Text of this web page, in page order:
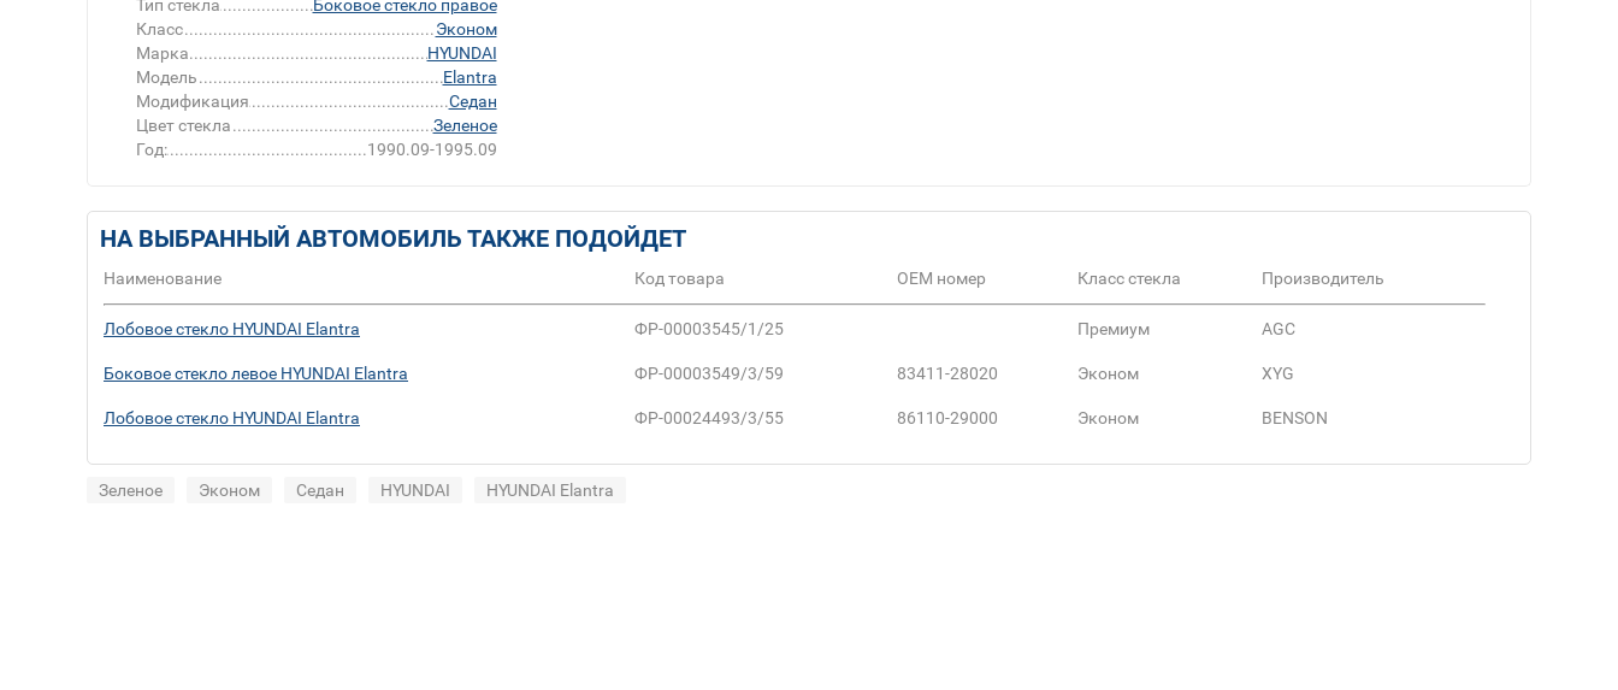
Тип стекла
Боковое стекло правое
Класс
Эконом
Марка
HYUNDAI
Модель
Elantra
Модификация
Седан
Цвет стекла
Зеленое
Год:
1990.09-1995.09
НА ВЫБРАННЫЙ АВТОМОБИЛЬ ТАКЖЕ ПОДОЙДЕТ
Наименование Код товара ОЕМ номер Класс стекла Производитель
Лобовое стекло HYUNDAI Elantra ФР-00003545/1/25 Премиум AGC
Боковое стекло левое HYUNDAI Elantra ФР-00003549/3/59 83411-28020 Эконом XYG
Лобовое стекло HYUNDAI Elantra ФР-00024493/3/55 86110-29000 Эконом BENSON
Зеленое Эконом Седан HYUNDAI HYUNDAI Elantra